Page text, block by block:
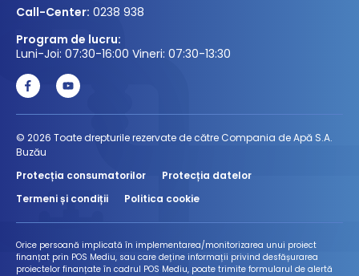
Call-Center: 0238 938
Program de lucru:
Luni-Joi: 07:30-16:00 Vineri: 07:30-13:30
© 2026 Toate drepturile rezervate de către Compania de Apă S.A.
Buzău
Protecția consumatorilor
Protecția datelor
Termeni și condiții
Politica cookie
Orice persoană implicată în implementarea/monitorizarea unui proiect
finanțat prin POS Mediu, sau care deține informații privind desfășurarea
proiectelor finanțate în cadrul POS Mediu, poate trimite formularul de alertă